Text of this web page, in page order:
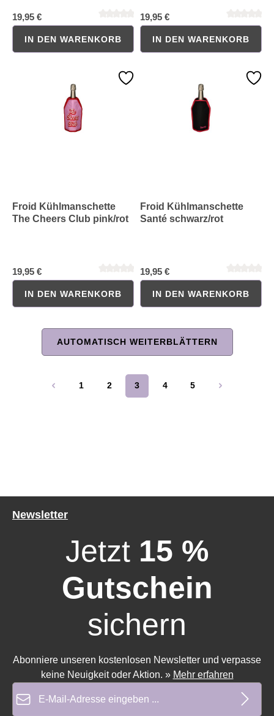
Durchschnittliche Bewertung von 0 von 5 SternenDurchschnittliche Bewertung
19,95 €
Durchschnittliche Bewertung von 0 von 5 Sternen
IN DEN WARENKORB
19,95 €
Durchschnittliche Bewertung
IN DEN WARENKORB
Froid Kühlmanschette
The Cheers Club pink/rot
19,95 €
IN DEN WARENKORB
Froid Kühlmanschette
Santé schwarz/rot
19,95 €
IN DEN WARENKORB
AUTOMATISCH WEITERBLÄTTERN
Seite
1
Seite
2
Seite
3
Seite
4
Seite
5
Newsletter
Jetzt 15 %
Gutschein
sichern
Abonniere unseren kostenlosen Newsletter und verpasse
keine Neuigkeit oder Aktion. » Mehr erfahren